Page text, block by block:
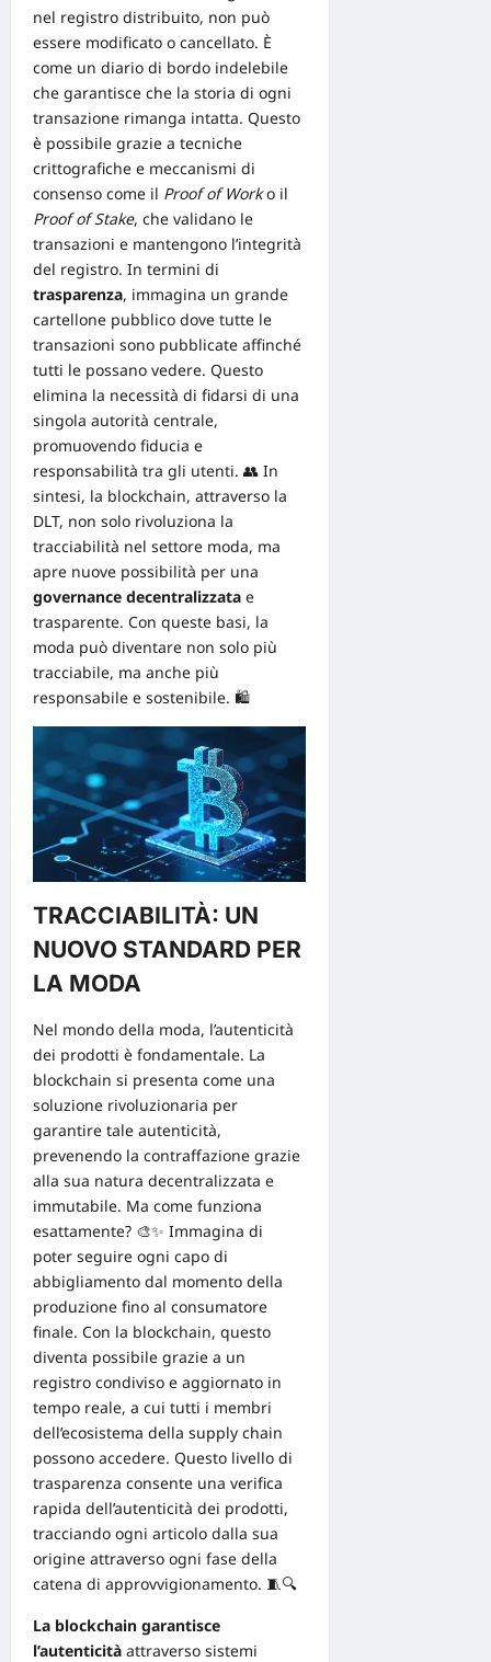
nel registro distribuito, non può
essere modificato o cancellato. È
come un diario di bordo indelebile
che garantisce che la storia di ogni
transazione rimanga intatta. Questo
è possibile grazie a tecniche
crittografiche e meccanismi di
consenso come il Proof of Worko il
Proof of Stake, che validano le
transazioni e mantengono l’integrità
del registro. In termini di
trasparenza, immagina un grande
cartellone pubblico dove tutte le
transazioni sono pubblicate affinché
tutti le possano vedere. Questo
elimina la necessità di fidarsi di una
singola autorità centrale,
promuovendo fiducia e
responsabilità tra gli utenti. 👥 In
sintesi, la blockchain, attraverso la
DLT, non solo rivoluziona la
tracciabilità nel settore moda, ma
apre nuove possibilità per una
governance decentralizzata e
trasparente. Con queste basi, la
moda può diventare non solo più
tracciabile, ma anche più
responsabile e sostenibile. 🛍️
TRACCIABILITÀ: UN
NUOVO STANDARD PER
LA MODA
Nel mondo della moda, l’autenticità
dei prodotti è fondamentale. La
blockchain si presenta come una
soluzione rivoluzionaria per
garantire tale autenticità,
prevenendo la contraffazione grazie
alla sua natura decentralizzata e
immutabile. Ma come funziona
esattamente? 🎨✨ Immagina di
poter seguire ogni capo di
abbigliamento dal momento della
produzione fino al consumatore
finale. Con la blockchain, questo
diventa possibile grazie a un
registro condiviso e aggiornato in
tempo reale, a cui tutti i membri
dell’ecosistema della supply chain
possono accedere. Questo livello di
trasparenza consente una verifica
rapida dell’autenticità dei prodotti,
tracciando ogni articolo dalla sua
origine attraverso ogni fase della
catena di approvvigionamento. 🧵🔍
La blockchain garantisce
l’autenticità attraverso sistemi